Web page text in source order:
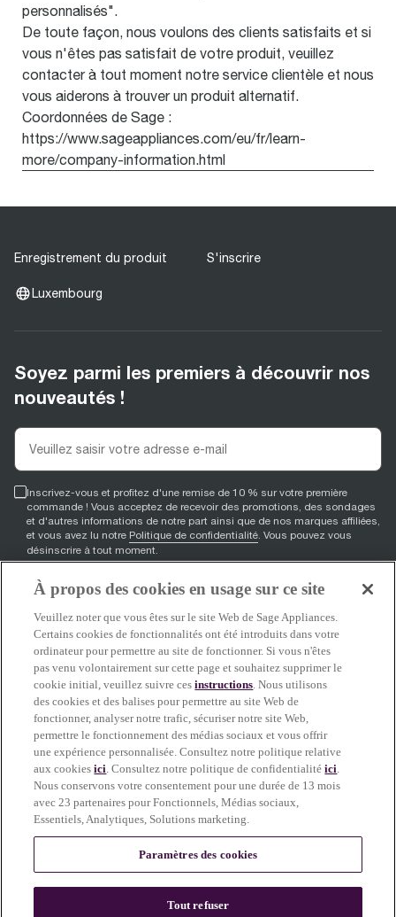
personnalisés".
De toute façon, nous voulons des clients satisfaits et si
vous n'êtes pas satisfait de votre produit, veuillez
contacter à tout moment notre service clientèle et nous
vous aiderons à trouver un produit alternatif.
Coordonnées de Sage :
https://www.sageappliances.com/eu/fr/learn-
more/company-information.html
Enregistrement du produit S'inscrire
Luxembourg
Soyez parmi les premiers à découvrir nos
nouveautés !
Inscrivez-vous et profitez d'une remise de 10 % sur votre première
commande ! Vous acceptez de recevoir des promotions, des sondages
et d'autres informations de notre part ainsi que de nos marques affiliées,
et vous avez lu notre Politique de confidentialité. Vous pouvez vous
désinscrire à tout moment.
S'inscrire
facebook
opens in new tab)
youtube
(opens in new tab)
instagram
(opens in new tab)
Soutien
À propos de Sage
Certains contenus de ce site ont été créés ou améliorés à l’aide de l’IA. Les
images de nos produits, de nos plats et de notre café reflètent des
À propos des cookies en usage sur ce site
Veuillez noter que vous êtes sur le site Web de Sage Appliances.
Certains cookies de fonctionnalités ont été introduits dans votre
ordinateur pour permettre au site de fonctionner. Si vous n'êtes
pas venu volontairement sur cette page et souhaitez supprimer le
cookie initial, veuillez suivre cesinstructions. Nous utilisons
des cookies et des balises pour permettre au site Web de
fonctionner, analyser notre trafic, sécuriser notre site Web,
permettre le fonctionnement des médias sociaux et vous offrir
une expérience personnalisée. Consultez notre politique relative
aux cookiesici. Consultez notre politique de confidentialitéici.
Nous conservons votre consentement pour une durée de 13 mois
avec 23 partenaires pour Fonctionnels, Médias sociaux,
Essentiels, Analytiques, Solutions marketing.
Paramètres des cookies
Tout refuser